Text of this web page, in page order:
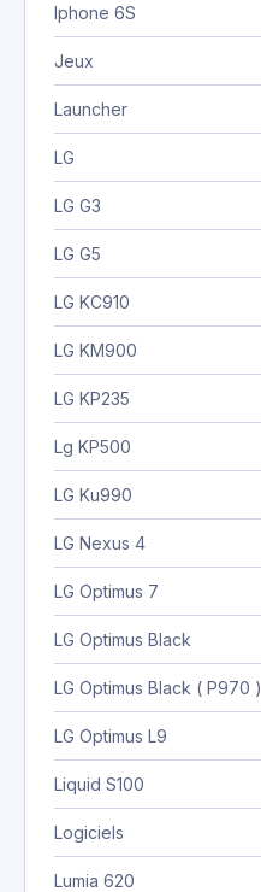
Iphone 6S
Jeux
Launcher
LG
LG G3
LG G5
LG KC910
LG KM900
LG KP235
Lg KP500
LG Ku990
LG Nexus 4
LG Optimus 7
LG Optimus Black
LG Optimus Black ( P970 )
LG Optimus L9
Liquid S100
Logiciels
Lumia 620